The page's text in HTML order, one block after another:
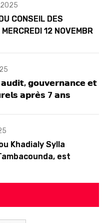
CONSEIL DES
12 NOVEMBRE
𝗴𝗼𝘂𝘃𝗲𝗿𝗻𝗮𝗻𝗰𝗲 𝗲𝘁
𝗮𝗽𝗿𝗲̀𝘀 7 𝗮𝗻𝘀
Khadialy Sylla
est